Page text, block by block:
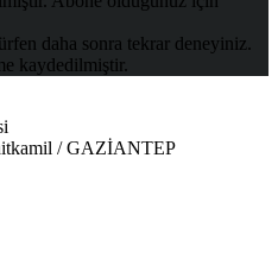
daha sonra tekrar deneyiniz.
kaydedilmiştir.
/ GAZİANTEP